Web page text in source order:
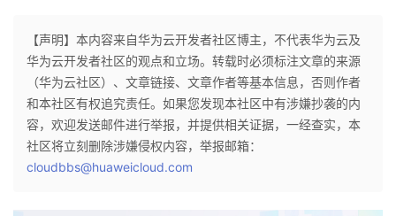
【声明】本内容来自华为云开发者社区博主，不代表华为云及
华为云开发者社区的观点和立场。转载时必须标注文章的来源
（华为云社区）、文章链接、文章作者等基本信息，否则作者
和本社区有权追究责任。如果您发现本社区中有涉嫌抄袭的内
容，欢迎发送邮件进行举报，并提供相关证据，一经查实，本
社区将立刻删除涉嫌侵权内容，举报邮箱：
cloudbbs@huaweicloud.com